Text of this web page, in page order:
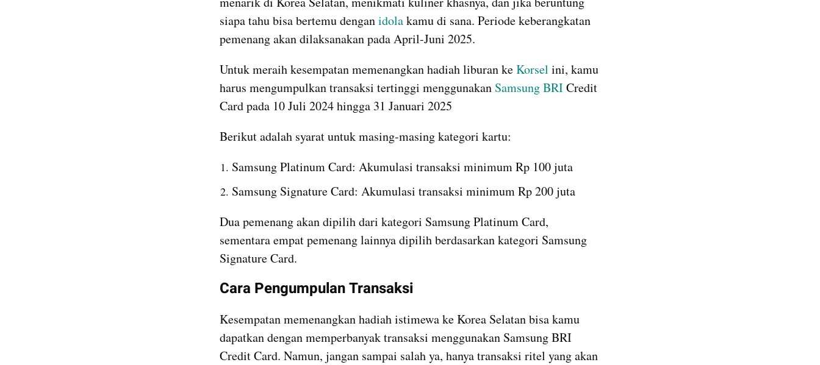
siapa tahu bisa bertemu dengan idola kamu di sana. Periode keberangkatan
pemenang akan dilaksanakan pada April-Juni 2025.
Untuk meraih kesempatan memenangkan hadiah liburan ke Korsel ini, kamu
harus mengumpulkan transaksi tertinggi menggunakan SamsungBRI Credit
Card pada 10 Juli 2024 hingga 31 Januari 2025
Berikut adalah syarat untuk masing-masing kategori kartu:
Samsung Platinum Card: Akumulasi transaksi minimum Rp 100 juta
Samsung Signature Card: Akumulasi transaksi minimum Rp 200 juta
Dua pemenang akan dipilih dari kategori Samsung Platinum Card,
sementara empat pemenang lainnya dipilih berdasarkan kategori Samsung
Signature Card.
Cara Pengumpulan Transaksi
Kesempatan memenangkan hadiah istimewa ke Korea Selatan bisa kamu
dapatkan dengan memperbanyak transaksi menggunakan Samsung BRI
Credit Card. Namun, jangan sampai salah ya, hanya transaksi ritel yang akan